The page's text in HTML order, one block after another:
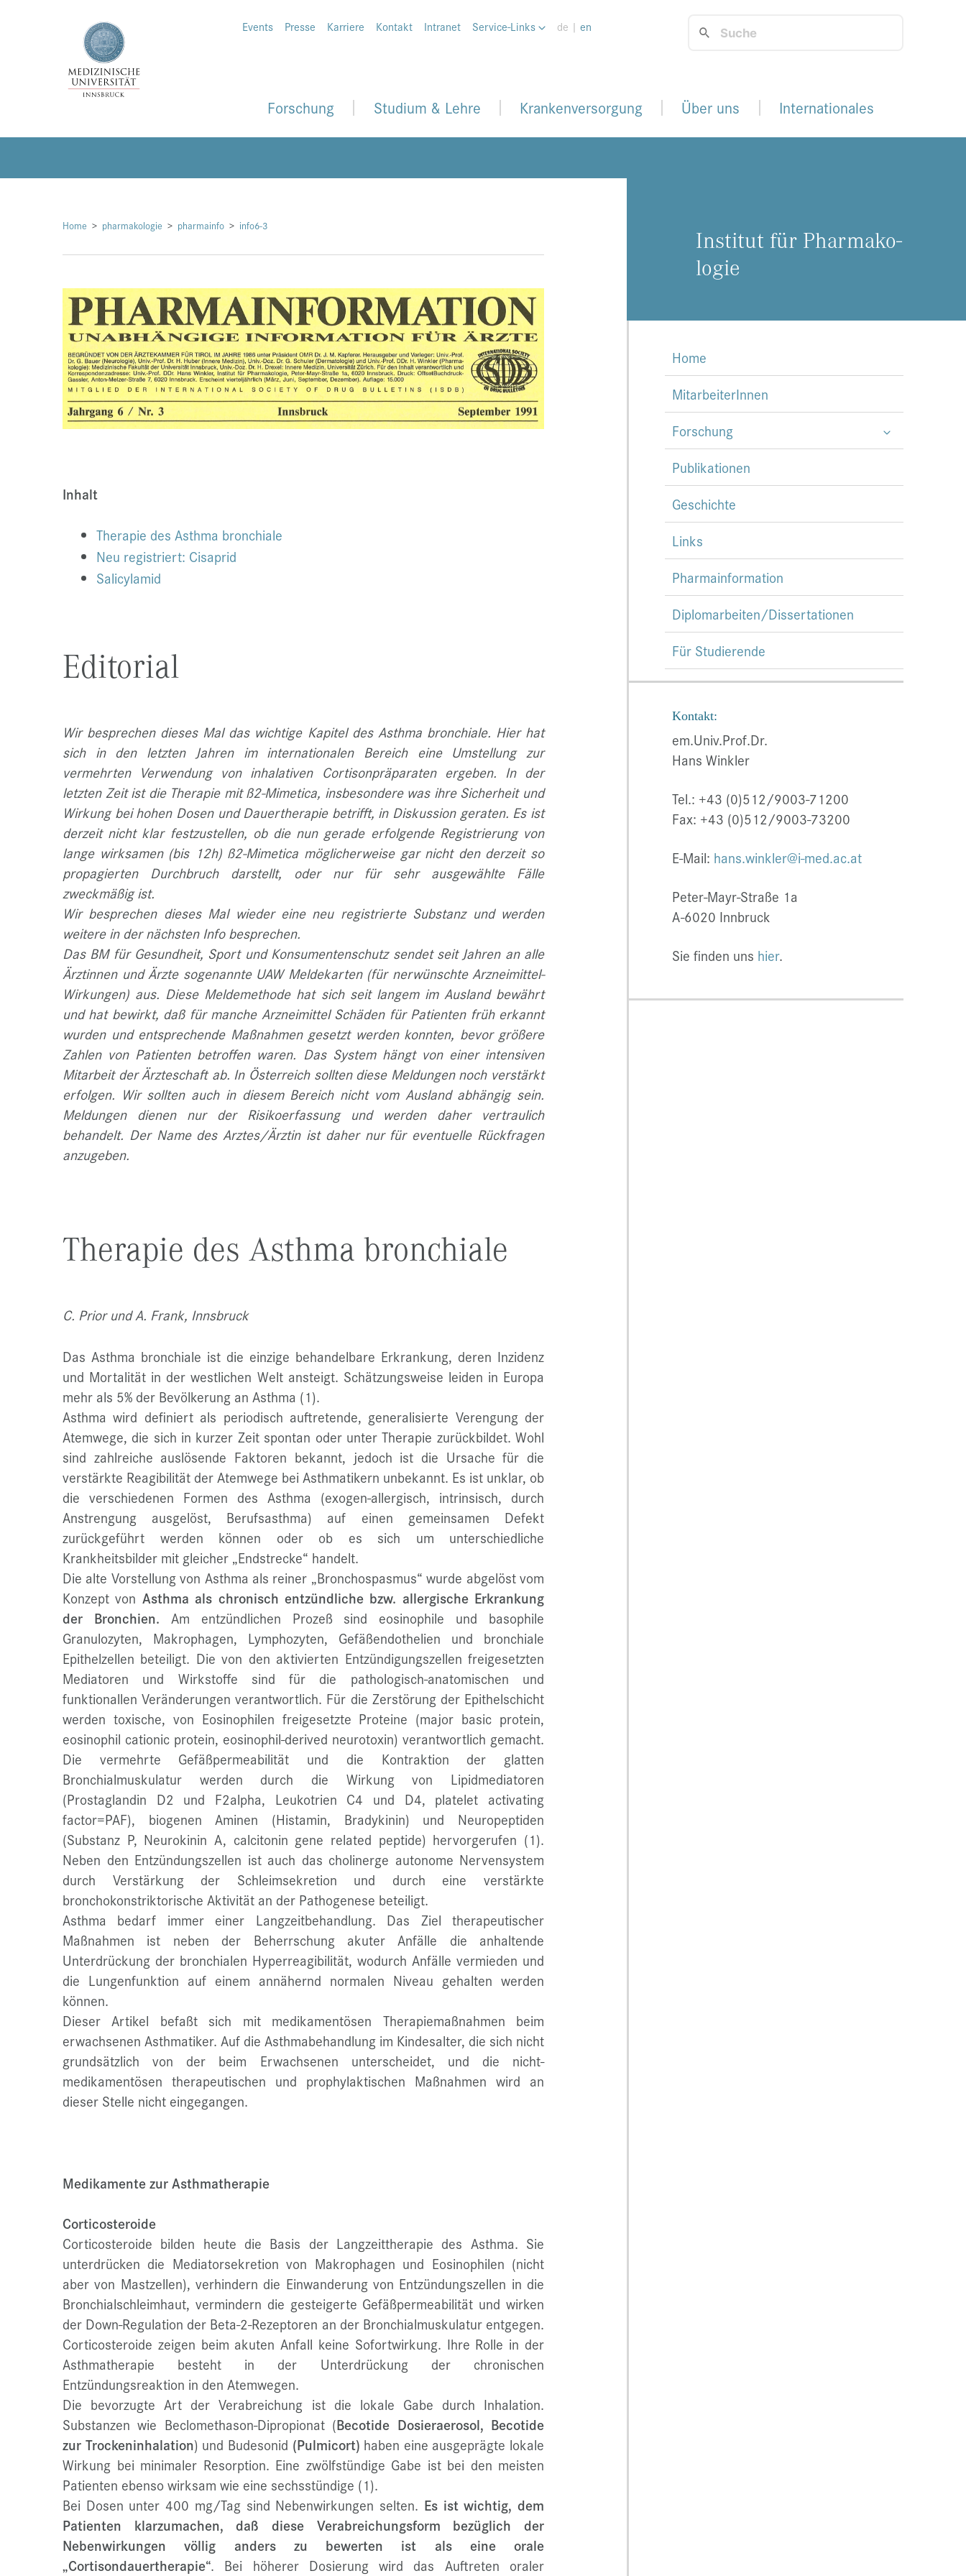
Events Presse Karriere Kontakt Intranet Service-Links de | en
Forschung Studium & Lehre Krankenversorgung Über uns Internationales
Home pharmakologie pharmainfo info6-3
Inhalt
Therapie des Asthma bronchiale
Neu registriert: Cisaprid
Salicylamid
Editorial
Wir besprechen dieses Mal das wichtige Kapitel des Asthma bronchiale. Hier hat
sich in den letzten Jahren im internationalen Bereich eine Umstellung zur
vermehrten Verwendung von inhalativen Cortisonpräparaten ergeben. In der
letzten Zeit ist die Therapie mit ß2-Mimetica, insbesondere was ihre Sicherheit und
Wirkung bei hohen Dosen und Dauertherapie betrifft, in Diskussion geraten. Es ist
derzeit nicht klar festzustellen, ob die nun gerade erfolgende Registrierung von
lange wirksamen (bis 12h) ß2-Mimetica möglicherweise gar nicht den derzeit so
propagierten Durchbruch darstellt, oder nur für sehr ausgewählte Fälle
zweckmäßig ist.
Wir besprechen dieses Mal wieder eine neu registrierte Substanz und werden
weitere in der nächsten Info besprechen.
Das BM für Gesundheit, Sport und Konsumentenschutz sendet seit Jahren an alle
Ärztinnen und Ärzte sogenannte UAW Meldekarten (für nerwünschte Arzneimittel-
Wirkungen) aus. Diese Meldemethode hat sich seit langem im Ausland bewährt
und hat bewirkt, daß für manche Arzneimittel Schäden für Patienten früh erkannt
wurden und entsprechende Maßnahmen gesetzt werden konnten, bevor größere
Zahlen von Patienten betroffen waren. Das System hängt von einer intensiven
Mitarbeit der Ärzteschaft ab. In Österreich sollten diese Meldungen noch verstärkt
erfolgen. Wir sollten auch in diesem Bereich nicht vom Ausland abhängig sein.
Meldungen dienen nur der Risikoerfassung und werden daher vertraulich
behandelt. Der Name des Arztes/Ärztin ist daher nur für eventuelle Rückfragen
anzugeben.
Therapie des Asthma bronchiale
C. Prior und A. Frank, Innsbruck
Das Asthma bronchiale ist die einzige behandelbare Erkrankung, deren Inzidenz
und Mortalität in der westlichen Welt ansteigt. Schätzungsweise leiden in Europa
mehr als 5% der Bevölkerung an Asthma (1).
Asthma wird definiert als periodisch auftretende, generalisierte Verengung der
Atemwege, die sich in kurzer Zeit spontan oder unter Therapie zurückbildet. Wohl
sind zahlreiche auslösende Faktoren bekannt, jedoch ist die Ursache für die
verstärkte Reagibilität der Atemwege bei Asthmatikern unbekannt. Es ist unklar, ob
die verschiedenen Formen des Asthma (exogen-allergisch, intrinsisch, durch
Anstrengung ausgelöst, Berufsasthma) auf einen gemeinsamen Defekt
zurückgeführt werden können oder ob es sich um unterschiedliche
Krankheitsbilder mit gleicher „Endstrecke“ handelt.
Die alte Vorstellung von Asthma als reiner „Bronchospasmus“ wurde abgelöst vom
Konzept von Asthma als chronisch entzündliche bzw. allergische Erkrankung
der Bronchien. Am entzündlichen Prozeß sind eosinophile und basophile
Granulozyten, Makrophagen, Lymphozyten, Gefäßendothelien und bronchiale
Epithelzellen beteiligt. Die von den aktivierten Entzündigungszellen freigesetzten
Mediatoren und Wirkstoffe sind für die pathologisch-anatomischen und
funktionallen Veränderungen verantwortlich. Für die Zerstörung der Epithelschicht
werden toxische, von Eosinophilen freigesetzte Proteine (major basic protein,
eosinophil cationic protein, eosinophil-derived neurotoxin) verantwortlich gemacht.
Die vermehrte Gefäßpermeabilität und die Kontraktion der glatten
Bronchialmuskulatur werden durch die Wirkung von Lipidmediatoren
(Prostaglandin D2 und F2alpha, Leukotrien C4 und D4, platelet activating
factor=PAF), biogenen Aminen (Histamin, Bradykinin) und Neuropeptiden
(Substanz P, Neurokinin A, calcitonin gene related peptide) hervorgerufen (1).
Neben den Entzündungszellen ist auch das cholinerge autonome Nervensystem
durch Verstärkung der Schleimsekretion und durch eine verstärkte
bronchokonstriktorische Aktivität an der Pathogenese beteiligt.
Asthma bedarf immer einer Langzeitbehandlung. Das Ziel therapeutischer
Maßnahmen ist neben der Beherrschung akuter Anfälle die anhaltende
Unterdrückung der bronchialen Hyperreagibilität, wodurch Anfälle vermieden und
die Lungenfunktion auf einem annähernd normalen Niveau gehalten werden
können.
Dieser Artikel befaßt sich mit medikamentösen Therapiemaßnahmen beim
erwachsenen Asthmatiker. Auf die Asthmabehandlung im Kindesalter, die sich nicht
grundsätzlich von der beim Erwachsenen unterscheidet, und die nicht-
medikamentösen therapeutischen und prophylaktischen Maßnahmen wird an
dieser Stelle nicht eingegangen.
Medikamente zur Asthmatherapie
Corticosteroide
Corticosteroide bilden heute die Basis der Langzeittherapie des Asthma. Sie
unterdrücken die Mediatorsekretion von Makrophagen und Eosinophilen (nicht
aber von Mastzellen), verhindern die Einwanderung von Entzündungszellen in die
Bronchialschleimhaut, vermindern die gesteigerte Gefäßpermeabilität und wirken
der Down-Regulation der Beta-2-Rezeptoren an der Bronchialmuskulatur entgegen.
Corticosteroide zeigen beim akuten Anfall keine Sofortwirkung. Ihre Rolle in der
Asthmatherapie besteht in der Unterdrückung der chronischen
Entzündungsreaktion in den Atemwegen.
Die bevorzugte Art der Verabreichung ist die lokale Gabe durch Inhalation.
Substanzen wie Beclomethason-Dipropionat (Becotide Dosieraerosol, Becotide
zur Trockeninhalation) und Budesonid (Pulmicort) haben eine ausgeprägte lokale
Wirkung bei minimaler Resorption. Eine zwölfstündige Gabe ist bei den meisten
Patienten ebenso wirksam wie eine sechsstündige (1).
Bei Dosen unter 400 mg/Tag sind Nebenwirkungen selten. Es ist wichtig, dem
Patienten klarzumachen, daß diese Verabreichungsform bezüglich der
Nebenwirkungen völlig anders zu bewerten ist als eine orale
„Cortisondauertherapie“. Bei höherer Dosierung wird das Auftreten oraler
In­sti­tut für Phar­ma­ko­
lo­gie
Home
MitarbeiterInnen
Forschung
Publikationen
Geschichte
Links
Pharmainformation
Diplomarbeiten/Dissertationen
Für Studierende
Kontakt:
em.Univ.Prof.Dr.
Hans Winkler
Tel.: +43 (0)512/9003-71200
Fax: +43 (0)512/9003-73200
E-Mail: hans.winkler@i-med.ac.at
Peter-Mayr-Straße 1a
A-6020 Innbruck
Sie finden uns hier.